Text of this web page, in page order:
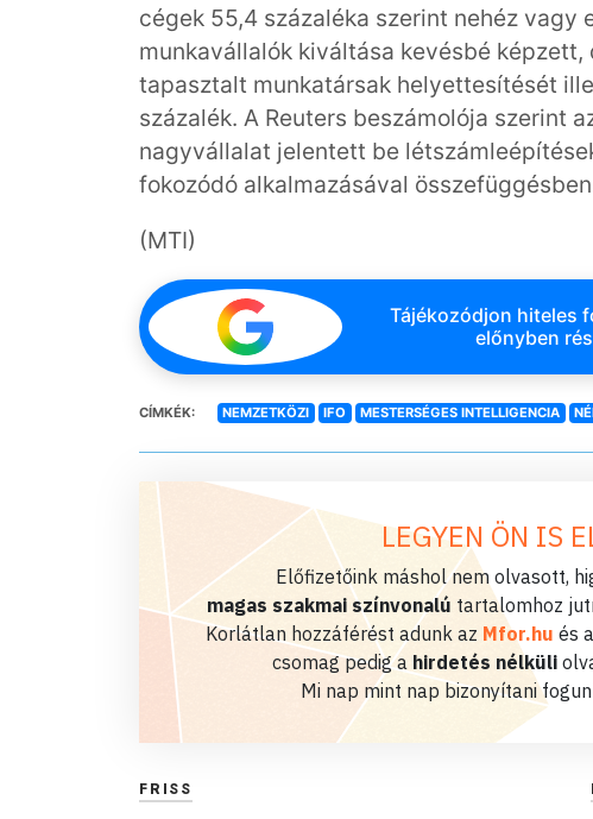
cégek 55,4 százaléka szerint nehéz
munkavállalók kiváltása kevésbé
tapasztalt munkatársak helyettesítését
százalék. A Reuters beszámolója szerint
nagyvállalat jelentett be
fokozódó alkalmazásával
(MTI)
Tájékozódjon hiteles
előnyben
CÍMKÉK: NEMZETKÖZI IFO MESTERSÉGES INTELLIGENCIA
LEGYEN ÖN IS
Előfizetőink máshol nem olvasott,
magas szakmai színvonalú tartalomhoz
Korlátlan hozzáférést adunk az Mfor.hu és a
csomag pedig a hirdetés nélküli
Mi nap mint nap bizonyítani
FRISS